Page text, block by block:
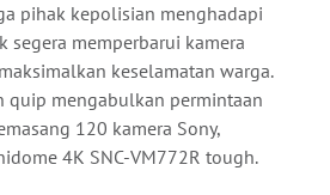
pihak kepolisian menghadapi
memperbarui kamera
keselamatan warga.
quip mengabulkan permintaan
120 kamera Sony,
4K SNC-VM772R tough.